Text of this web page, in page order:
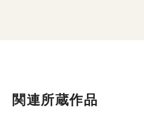
関連所蔵作品